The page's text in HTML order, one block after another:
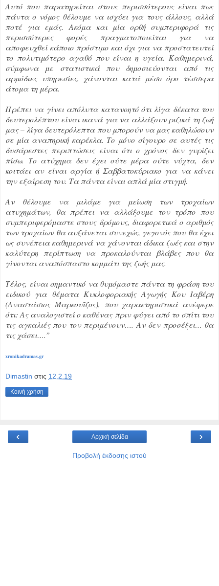
Αυτό που παρατηρείται στους περισσότερους είναι πως
πάντα ο νόμος θέλουμε να ισχύει για τους άλλους, αλλά
ποτέ για εμάς. Ακόμα και μία ορθή συμπεριφορά τις
περισσότερες φορές πραγματοποιείται για να
αποφευχθεί κάποιο πρόστιμο και όχι για να προστατευτεί
το πολυτιμότερο αγαθό που είναι η υγεία. Καθημερινά,
σύμφωνα με στατιστικά που δημοσιεύονται από τις
αρμόδιες υπηρεσίες, χάνονται κατά μέσο όρο τέσσερα
άτομα τη μέρα.
Πρέπει να γίνει απόλυτα κατανοητό ότι λίγα δέκατα του
δευτερολέπτου είναι ικανά για να αλλάξουν ριζικά τη ζωή
μας – λίγα δευτερόλεπτα που μπορούν να μας καθηλώσουν
σε μία αναπηρική καρέκλα. Το μόνο σίγουρο σε αυτές τις
δυσάρεστες περιπτώσεις είναι ότι ο χρόνος δεν γυρίζει
πίσω. Το ατύχημα δεν έχει ούτε μέρα ούτε νύχτα, δεν
κοιτάει αν είναι αργία ή Σαββατοκύριακο για να κάνει
την εξαίρεση του. Τα πάντα είναι απλά μία στιγμή.
Αν θέλουμε να μιλάμε για μείωση των τροχαίων
ατυχημάτων, θα πρέπει να αλλάξουμε τον τρόπο που
συμπεριφερόμαστε στους δρόμους, διαφορετικά ο αριθμός
των τροχαίων θα αυξάνεται συνεχώς, γεγονός που θα έχει
ως συνέπεια καθημερινά να χάνονται άδικα ζωές και στην
καλύτερη περίπτωση να προκαλούνται βλάβες που θα
γίνονται αναπόσπαστο κομμάτι της ζωής μας.
Τέλος, είναι σημαντικό να θυμόμαστε πάντα τη φράση του
ειδικού για θέματα Κυκλοφοριακής Αγωγής Κου Ιαβέρη
(Αναστάσιος Μαρκουΐζος), που χαρακτηριστικά ανέφερε
ότι: Ας αναλογιστεί ο καθένας πριν φύγει από το σπίτι του
τις αγκαλιές που τον περιμένουν…. Αν δεν προσέξει… θα
τις χάσει….”
xronikadramas.gr
Dimastin στις 12.2.19
Κοινή χρήση
‹ ›
Αρχική σελίδα
Προβολή έκδοσης ιστού